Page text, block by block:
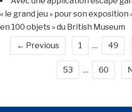
« le grand jeu » pour son exposition
en 100 objets » du British Museum
← Previous
1 … 49
53 … 60